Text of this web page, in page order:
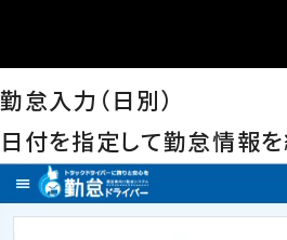
勤怠入力（日別）
日付を指定して勤怠情報を